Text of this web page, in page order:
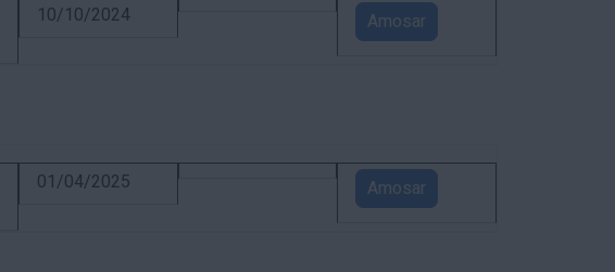
10/10/2024 Amosar
01/04/2025 Amosar